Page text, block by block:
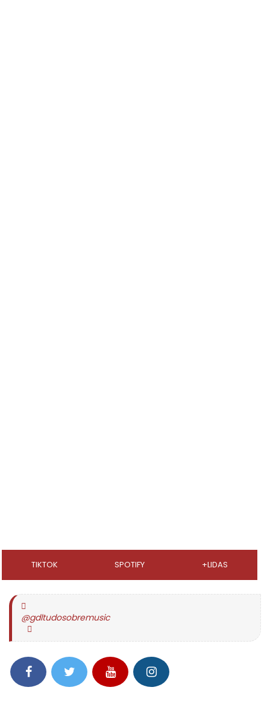
TIKTOK SPOTIFY +LIDAS
@gdltudosobremusic